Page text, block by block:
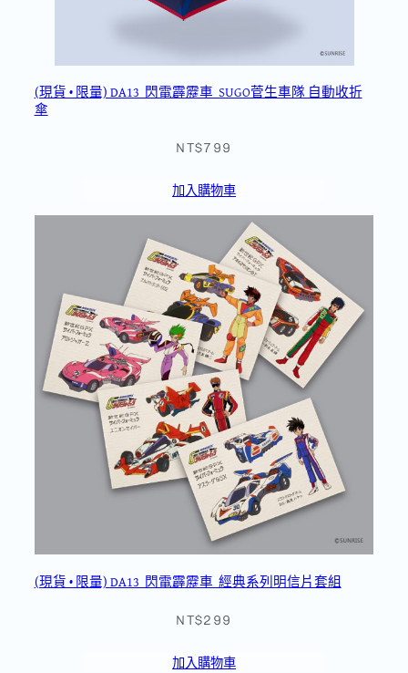
(現貨 • 限量) DA13_閃電霹靂車_SUGO菅生車隊 自動收折
傘
NT$799
加入購物車
(現貨 • 限量) DA13_閃電霹靂車_經典系列明信片套組
NT$299
加入購物車